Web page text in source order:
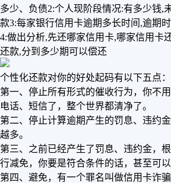
多少、负债2:个人现阶段情况:有多少钱,
款3:每家银行信用卡逾期多长时间,逾期
4:做出分析,先还哪家信用卡,哪家信用卡
还款,分到多少期可以偿还
个性化还款对你的好处起码有以下五点：
第一、停止所有形式的催收行为，你不
电话、短信了，整个世界都清净了。
第二、停止计算逾期产生的罚息、违约
越多。
第三、之前已经产生了罚息、违约金，
行减免，你要是符合条件的话，甚至可以
第四、避免，有一个罪名叫做信用卡诈